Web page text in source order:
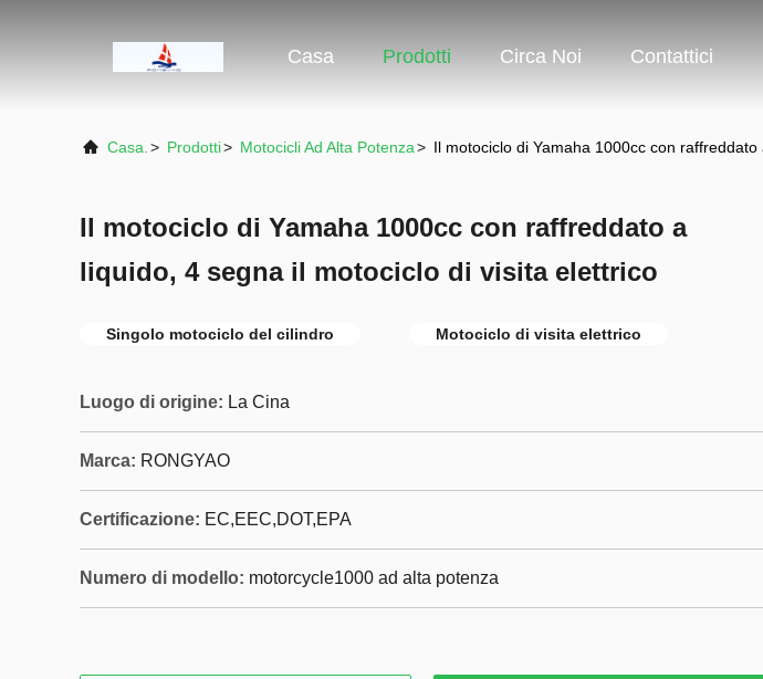
Casa Prodotti Circa Noi Contattici
Casa. > Prodotti> Motocicli Ad Alta Potenza> Il motociclo di Yamaha 1000cc con
Il motociclo di Yamaha 1000cc con raffreddato a
liquido, 4 segna il motociclo di visita elettrico
Singolo motociclo del cilindro Motociclo di visita elettrico
Luogo di origine: La Cina
Marca: RONGYAO
Certificazione: EC,EEC,DOT,EPA
Numero di modello: motorcycle1000 ad alta potenza